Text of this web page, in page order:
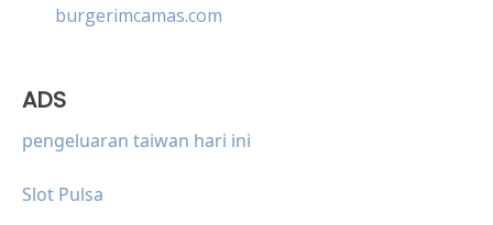
burgerimcamas.com
ADS
pengeluaran taiwan hari ini
Slot Pulsa